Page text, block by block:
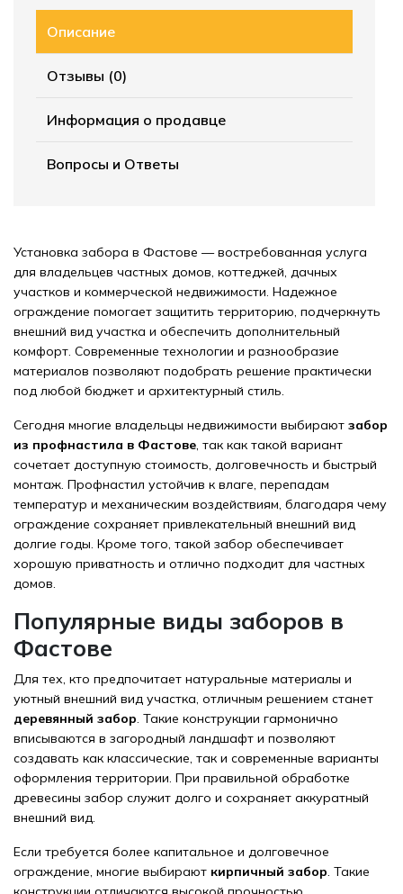
Описание
Отзывы (0)
Информация о продавце
Вопросы и Ответы
Установка забора в Фастове — востребованная услуга
для владельцев частных домов, коттеджей, дачных
участков и коммерческой недвижимости. Надежное
ограждение помогает защитить территорию, подчеркнуть
внешний вид участка и обеспечить дополнительный
комфорт. Современные технологии и разнообразие
материалов позволяют подобрать решение практически
под любой бюджет и архитектурный стиль.
Сегодня многие владельцы недвижимости выбирают забор
из профнастила в Фастове, так как такой вариант
сочетает доступную стоимость, долговечность и быстрый
монтаж. Профнастил устойчив к влаге, перепадам
температур и механическим воздействиям, благодаря чему
ограждение сохраняет привлекательный внешний вид
долгие годы. Кроме того, такой забор обеспечивает
хорошую приватность и отлично подходит для частных
домов.
Популярные виды заборов в
Фастове
Для тех, кто предпочитает натуральные материалы и
уютный внешний вид участка, отличным решением станет
деревянный забор. Такие конструкции гармонично
вписываются в загородный ландшафт и позволяют
создавать как классические, так и современные варианты
оформления территории. При правильной обработке
древесины забор служит долго и сохраняет аккуратный
внешний вид.
Если требуется более капитальное и долговечное
ограждение, многие выбирают кирпичный забор. Такие